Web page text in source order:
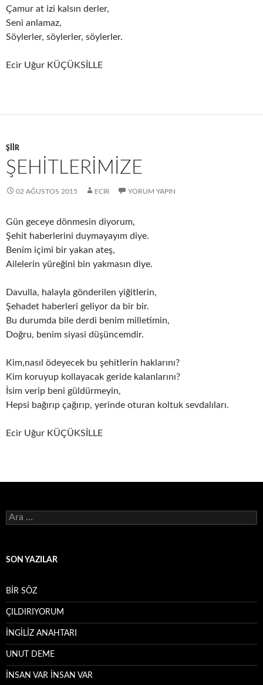
Çamur at izi kalsın derler,
Seni anlamaz,
Söylerler, söylerler, söylerler.
Ecir Uğur KÜÇÜKSİLLE
ŞIIR
ŞEHİTLERİMİZE
02 AĞUSTOS 2015 ECIR YORUM YAPIN
Gün geceye dönmesin diyorum,
Şehit haberlerini duymayayım diye.
Benim içimi bir yakan ateş,
Ailelerin yüreğini bin yakmasın diye.
Davulla, halayla gönderilen yiğitlerin,
Şehadet haberleri geliyor da bir bir.
Bu durumda bile derdi benim milletimin,
Doğru, benim siyasi düşüncemdir.
Kim,nasıl ödeyecek bu şehitlerin haklarını?
Kim koruyup kollayacak geride kalanlarını?
İsim verip beni güldürmeyin,
Hepsi bağırıp çağırıp, yerinde oturan koltuk sevdalıları.
Ecir Uğur KÜÇÜKSİLLE
Arama:
SON YAZILAR
BİR SÖZ
ÇILDIRIYORUM
İNGİLİZ ANAHTARI
UNUT DEME
İNSAN VAR İNSAN VAR